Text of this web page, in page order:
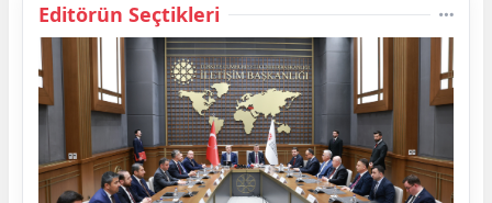
Editörün Seçtikleri